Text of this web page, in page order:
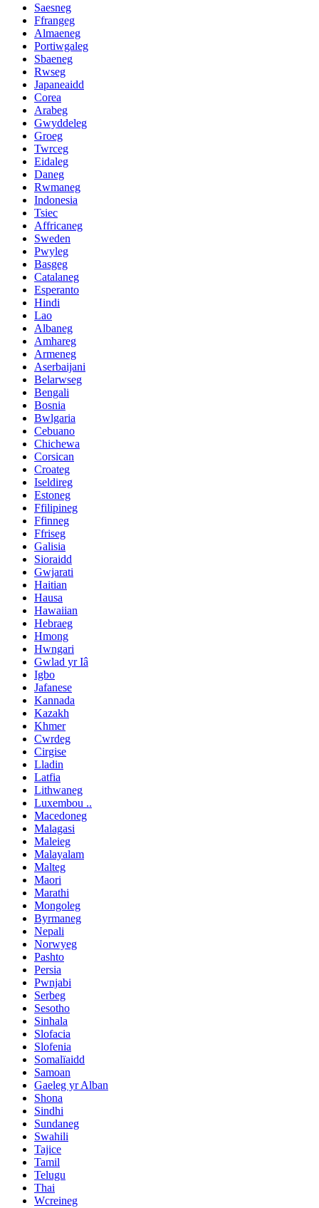
Saesneg
Ffrangeg
Almaeneg
Portiwgaleg
Sbaeneg
Rwseg
Japaneaidd
Corea
Arabeg
Gwyddeleg
Groeg
Twrceg
Eidaleg
Daneg
Rwmaneg
Indonesia
Tsiec
Affricaneg
Sweden
Pwyleg
Basgeg
Catalaneg
Esperanto
Hindi
Lao
Albaneg
Amhareg
Armeneg
Aserbaijani
Belarwseg
Bengali
Bosnia
Bwlgaria
Cebuano
Chichewa
Corsican
Croateg
Iseldireg
Estoneg
Ffilipineg
Ffinneg
Ffriseg
Galisia
Sioraidd
Gwjarati
Haitian
Hausa
Hawaiian
Hebraeg
Hmong
Hwngari
Gwlad yr Iâ
Igbo
Jafanese
Kannada
Kazakh
Khmer
Cwrdeg
Cirgise
Lladin
Latfia
Lithwaneg
Luxembou ..
Macedoneg
Malagasi
Maleieg
Malayalam
Malteg
Maori
Marathi
Mongoleg
Byrmaneg
Nepali
Norwyeg
Pashto
Persia
Pwnjabi
Serbeg
Sesotho
Sinhala
Slofacia
Slofenia
Somalïaidd
Samoan
Gaeleg yr Alban
Shona
Sindhi
Sundaneg
Swahili
Tajice
Tamil
Telugu
Thai
Wcreineg